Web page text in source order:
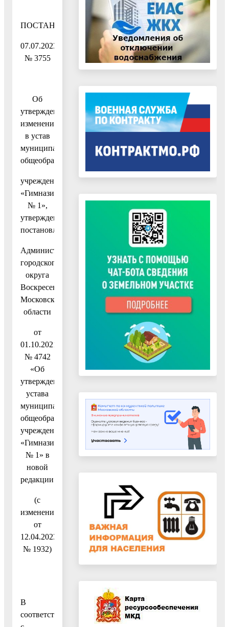
ПОСТАНОВЛЕНИЕ
07.07.2023
№ 3755
Об
утверждении
изменений
в устав
муниципального
общеобразовательного
учреждения
«Гимназия
№ 1»,
утвержденный
постановлением
Администрации
городского
округа
Воскресенск
Московской
области
от
01.10.2021
№ 4742
«Об
утверждении
устава
муниципального
общеобразовательного
учреждения
«Гимназия
№ 1» в
новой
редакции»
(с
изменениями
от
12.04.2023
№ 1932)
В
соответствии